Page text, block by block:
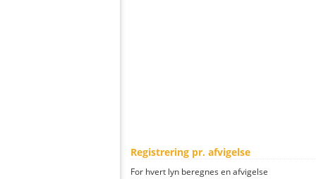
Registrering pr. afvigelse
For hvert lyn beregnes en afvigelse